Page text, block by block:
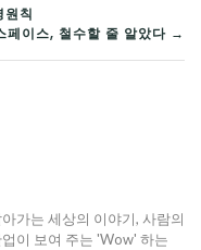
칙
페이스, 철수할 줄 알았다 →
가는 세상의 이야기, 사람의
이 보여 주는 'Wow' 하는